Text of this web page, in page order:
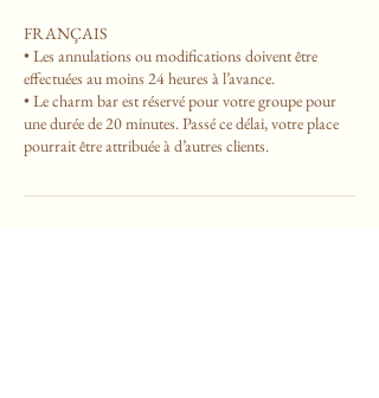
FRANÇAIS
• Les annulations ou modifications doivent être
effectuées au moins 24 heures à l’avance.
• Le charm bar est réservé pour votre groupe pour
une durée de 20 minutes. Passé ce délai, votre place